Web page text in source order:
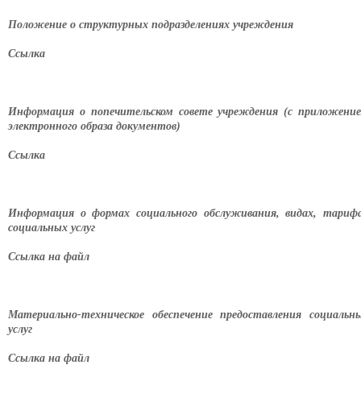
Положение о структурных подразделениях учреждения
Ссылка
Информация о попечительском совете учреждения (с
электронного образа документов)
Ссылка
Информация о формах социального обслуживания, видах,
социальных услуг
Ссылка на файл
Материально-техническое обеспечение предоставления
услуг
Ссылка на файл